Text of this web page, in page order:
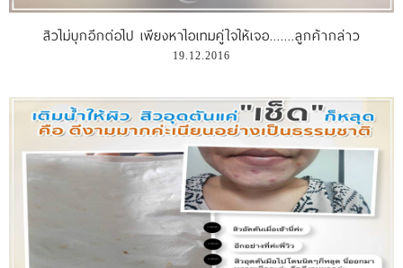
สิวไม่บุกอีกต่อไป เพียงหาไอเทมคู่ใจให้เจอ.......ลูกค้ากล่าว
19.12.2016